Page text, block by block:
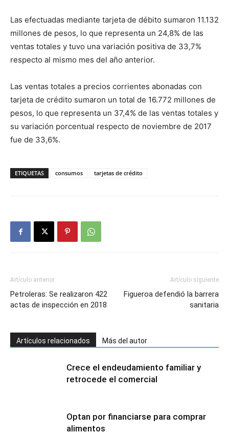
Las efectuadas mediante tarjeta de débito sumaron 11.132
millones de pesos, lo que representa un 24,8% de las
ventas totales y tuvo una variación positiva de 33,7%
respecto al mismo mes del año anterior.
Las ventas totales a precios corrientes abonadas con
tarjeta de crédito sumaron un total de 16.772 millones de
pesos, lo que representa un 37,4% de las ventas totales y
su variación porcentual respecto de noviembre de 2017
fue de 33,6%.
ETIQUETAS consumos tarjetas de crédito
Artículo anterior
Petroleras: Se realizaron 422
actas de inspección en 2018
Artículo siguiente
Figueroa defendió la barrera
sanitaria
Artículos relacionados Más del autor
Crece el endeudamiento familiar y
retrocede el comercial
Optan por financiarse para comprar
alimentos